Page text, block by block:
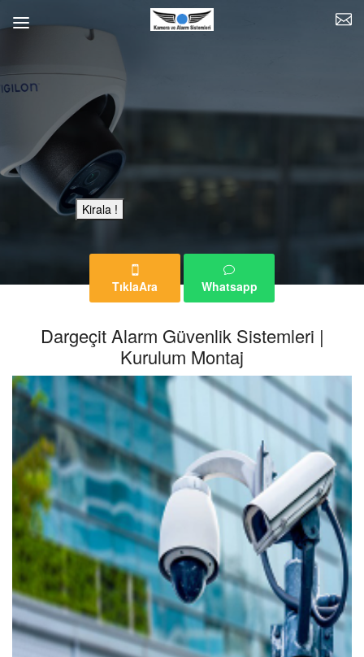
TıklaAra Whatsapp
Bu Reklam Sayfası Kiralıktır.
Kirala !
Dargeçit Alarm Güvenlik Sistemleri |
Kurulum Montaj